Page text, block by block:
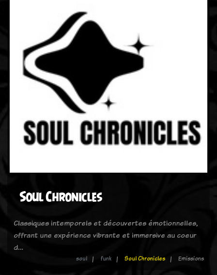
Soul Chronicles
Classiques intemporels et découvertes émotionnelles,
offrant une expérience vibrante et immersive au coeur
d…
soul funk Soul Chronicles Emissions